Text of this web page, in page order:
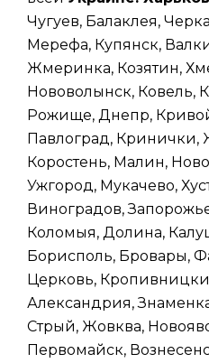
Чугуев, Балаклея,
Мерефа, Купянск,
Жмеринка, Козятин,
Нововолынск, Ковель,
Рожище, Днепр,
Павлоград,
Коростень, Малин,
Ужгород, Мукачево,
Виноградов,
Коломыя, Долина,
Борисполь, Бровары,
Церковь,
Александрия,
Стрый, Жовква,
Первомайск,